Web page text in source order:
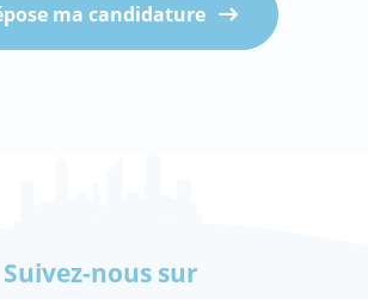
ma candidature
Suivez-nous sur